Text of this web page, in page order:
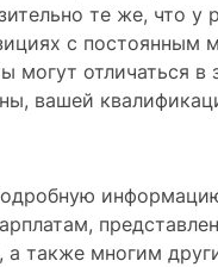
те же, что у
с постоянным
могут отличаться в
вашей
а также многим